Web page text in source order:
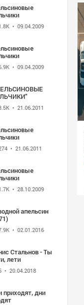
• 09.04.2009
• 09.04.2009
• 21.06.2011
• 21.06.2011
• 28.10.2009
апельсин
• 02.01.2016
Стальнов - Ты
лети
• 20.04.2018
приходят, дни